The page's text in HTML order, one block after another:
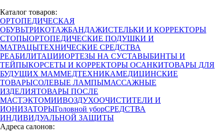
Каталог товаров:
ОРТОПЕДИЧЕСКАЯ
ОБУВЬТРИКОТАЖБАНДАЖИСТЕЛЬКИ И КОРРЕКТОРЫ
СТОПЫОРТОПЕДИЧЕСКИЕ ПОДУШКИ И
МАТРАЦЫТЕХНИЧЕСКИЕ СРЕДСТВА
РЕАБИЛИТАЦИИОРТЕЗЫ НА СУСТАВЫБИНТЫ И
ТЕЙПЫКОРСЕТЫ И КОРРЕКТОРЫ ОСАНКИТОВАРЫ ДЛЯ
БУДУЩИХ МАММЕДТЕХНИКАМЕДИЦИНСКИЕ
ТОВАРЫСОЛЕВЫЕ ЛАМПЫМАССАЖНЫЕ
ИЗДЕЛИЯТОВАРЫ ПОСЛЕ
МАСТЭКТОМИИВОЗДУХООЧИСТИТЕЛИ И
ИОНИЗАТОРЫГоловной уборСРЕДСТВА
ИНДИВИДУАЛЬНОЙ ЗАЩИТЫ
Адреса салонов: